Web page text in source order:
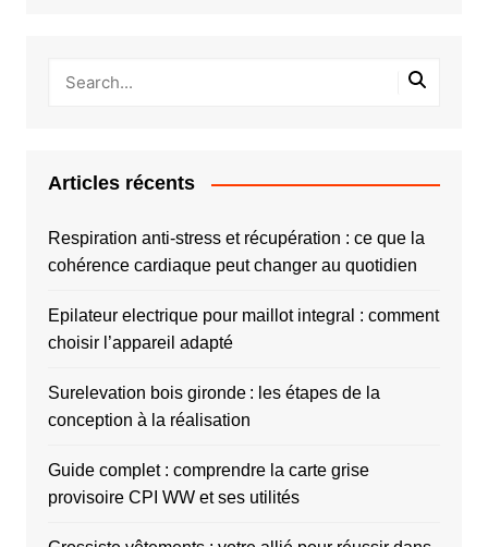
Articles récents
Respiration anti-stress et récupération : ce que la
cohérence cardiaque peut changer au quotidien
Epilateur electrique pour maillot integral : comment
choisir l’appareil adapté
Surelevation bois gironde : les étapes de la
conception à la réalisation
Guide complet : comprendre la carte grise
provisoire CPI WW et ses utilités